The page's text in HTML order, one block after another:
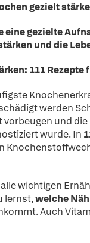
gezielt
eine gezielte
und die
111
werden
vorbeugen und
wurde. In
wichtigen
lernst,welche
Auch